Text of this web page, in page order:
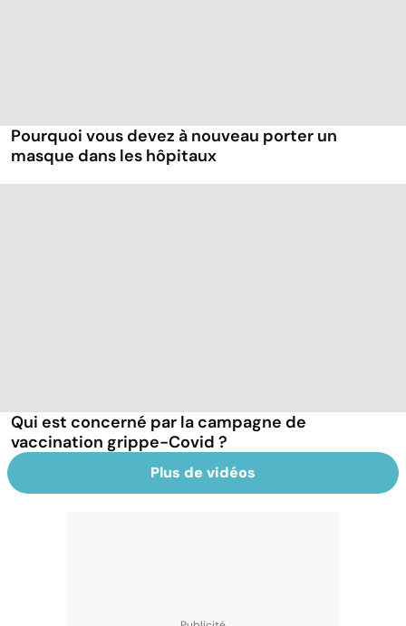
Pourquoi vous devez à nouveau porter un
masque dans les hôpitaux
Qui est concerné par la campagne de
vaccination grippe-Covid ?
Plus de vidéos